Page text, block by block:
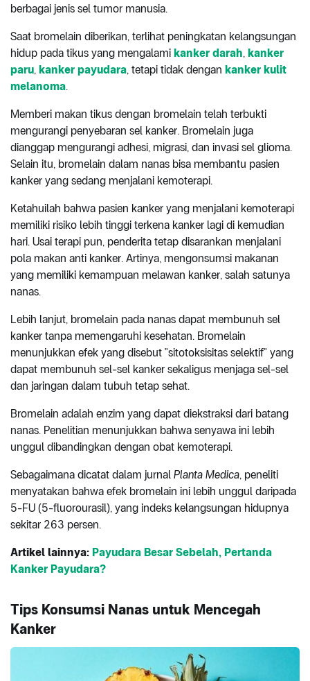
berbagai jenis sel tumor manusia.
Saat bromelain diberikan, terlihat peningkatan kelangsungan
hidup pada tikus yang mengalami kanker darah, kanker
paru, kanker payudara, tetapi tidak dengan kanker kulit
melanoma.
Memberi makan tikus dengan bromelain telah terbukti
mengurangi penyebaran sel kanker. Bromelain juga
dianggap mengurangi adhesi, migrasi, dan invasi sel glioma.
Selain itu, bromelain dalam nanas bisa membantu pasien
kanker yang sedang menjalani kemoterapi.
Ketahuilah bahwa pasien kanker yang menjalani kemoterapi
memiliki risiko lebih tinggi terkena kanker lagi di kemudian
hari. Usai terapi pun, penderita tetap disarankan menjalani
pola makan anti kanker. Artinya, mengonsumsi makanan
yang memiliki kemampuan melawan kanker, salah satunya
nanas.
Lebih lanjut, bromelain pada nanas dapat membunuh sel
kanker tanpa memengaruhi kesehatan. Bromelain
menunjukkan efek yang disebut "sitotoksisitas selektif" yang
dapat membunuh sel-sel kanker sekaligus menjaga sel-sel
dan jaringan dalam tubuh tetap sehat.
Bromelain adalah enzim yang dapat diekstraksi dari batang
nanas. Penelitian menunjukkan bahwa senyawa ini lebih
unggul dibandingkan dengan obat kemoterapi.
Sebagaimana dicatat dalam jurnal Planta Medica, peneliti
menyatakan bahwa efek bromelain ini lebih unggul daripada
5-FU (5-fluorourasil), yang indeks kelangsungan hidupnya
sekitar 263 persen.
Artikel lainnya: Payudara Besar Sebelah, Pertanda
Kanker Payudara?
Tips Konsumsi Nanas untuk Mencegah
Kanker